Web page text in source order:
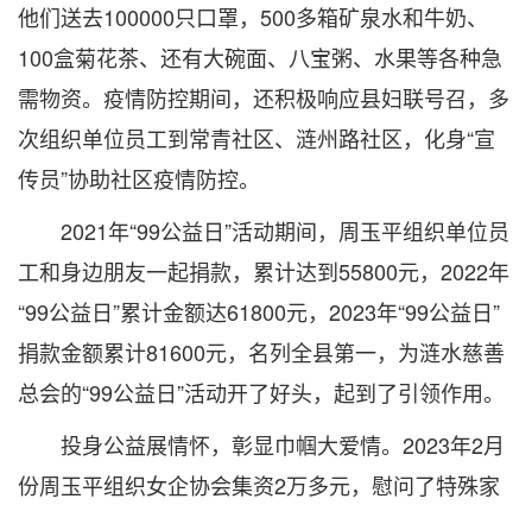
他们送去100000只口罩，500多箱矿泉水和牛奶、
100盒菊花茶、还有大碗面、八宝粥、水果等各种急
需物资。疫情防控期间，还积极响应县妇联号召，多
次组织单位员工到常青社区、涟州路社区，化身“宣
传员”协助社区疫情防控。
2021年“99公益日”活动期间，周玉平组织单位员
工和身边朋友一起捐款，累计达到55800元，2022年
“99公益日”累计金额达61800元，2023年“99公益日”
捐款金额累计81600元，名列全县第一，为涟水慈善
总会的“99公益日”活动开了好头，起到了引领作用。
投身公益展情怀，彰显巾帼大爱情。2023年2月
份周玉平组织女企协会集资2万多元，慰问了特殊家